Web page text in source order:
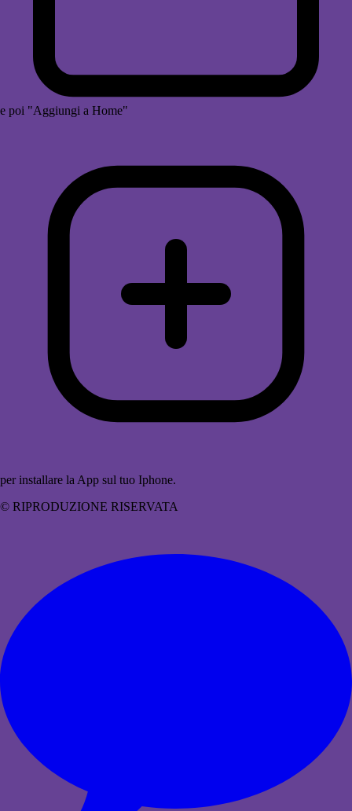
e poi "Aggiungi a Home"
per installare la App sul tuo Iphone.
© RIPRODUZIONE RISERVATA